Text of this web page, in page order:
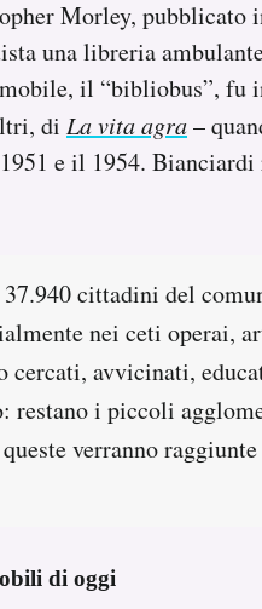
Morley, pubblicato
una libreria
il “bibliobus”, fu
di La vita agra–
e il 1954.
cittadini del
nei ceti operai,
cercati, avvicinati,
restano i piccoli
verranno
di oggi